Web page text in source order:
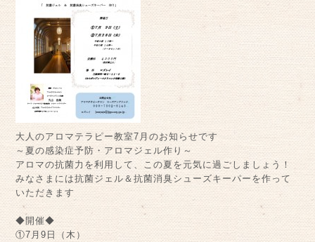
大人のアロマテラピー教室7月のお知らせです
～夏の感染症予防・アロマジェル作り～
アロマの抗菌力を利用して、この夏を元気に過ごしましょう！
みなさまには抗菌ジェル＆抗菌消臭シューズキーパーを作って
いただきます
◆開催◆
①7月9日（木）